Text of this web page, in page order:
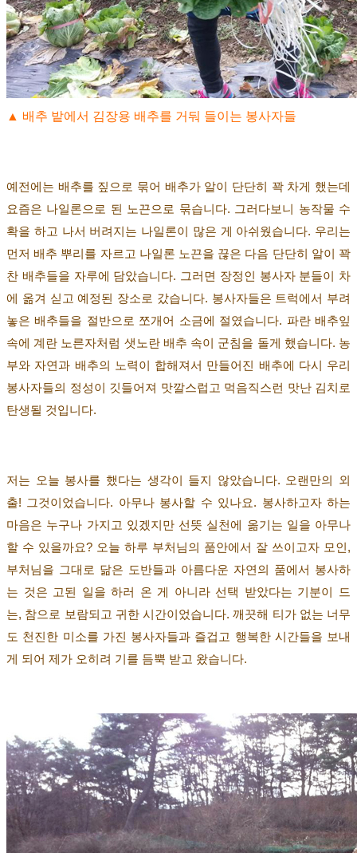
▲ 배추 밭에서 김장용 배추를 거둬 들이는 봉사자들
예전에는 배추를 짚으로 묶어 배추가 알이 단단히 꽉 차게 했는데
요즘은 나일론으로 된 노끈으로 묶습니다. 그러다보니 농작물 수
확을 하고 나서 버려지는 나일론이 많은 게 아쉬웠습니다. 우리는
먼저 배추 뿌리를 자르고 나일론 노끈을 끊은 다음 단단히 알이 꽉
찬 배추들을 자루에 담았습니다. 그러면 장정인 봉사자 분들이 차
에 옮겨 싣고 예정된 장소로 갔습니다. 봉사자들은 트럭에서 부려
놓은 배추들을 절반으로 쪼개어 소금에 절였습니다. 파란 배추잎
속에 계란 노른자처럼 샛노란 배추 속이 군침을 돌게 했습니다. 농
부와 자연과 배추의 노력이 합해져서 만들어진 배추에 다시 우리
봉사자들의 정성이 깃들어져 맛깔스럽고 먹음직스런 맛난 김치로
탄생될 것입니다.
저는 오늘 봉사를 했다는 생각이 들지 않았습니다. 오랜만의 외
출! 그것이었습니다. 아무나 봉사할 수 있나요. 봉사하고자 하는
마음은 누구나 가지고 있겠지만 선뜻 실천에 옮기는 일을 아무나
할 수 있을까요? 오늘 하루 부처님의 품안에서 잘 쓰이고자 모인,
부처님을 그대로 닮은 도반들과 아름다운 자연의 품에서 봉사하
는 것은 고된 일을 하러 온 게 아니라 선택 받았다는 기분이 드
는, 참으로 보람되고 귀한 시간이었습니다.깨끗해 티가 없는 너무
도 천진한 미소를 가진 봉사자들과 즐겁고 행복한 시간들을 보내
게 되어 제가 오히려 기를 듬뿍 받고 왔습니다.